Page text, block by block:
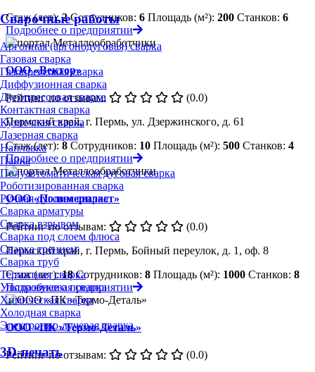
Сварочные работы
Аргонная (аргонодуговая) сварка
Газовая сварка
Газопрессовая сварка
Диффузионная сварка
Дугопрессовая сварка
Контактная сварка
Кузнечная сварка
Лазерная сварка
Наплавка
Пайка
Полуавтоматическая дуговая сварка
Роботизированная сварка
Ручная дуговая сварка
Сварка арматуры
Сварка взрывом
Сварка под слоем флюса
Сварка трением
Сварка труб
Термитная сварка
Ультразвуковая сварка
Химическая сварка
Холодная сварка
Электронно-лучевая сварка
3D-печать
Стаж (лет):2 Сотрудников: 6 Площадь (м²): 200 Станков: 6
Подробнее о предприятии
ООО «Вектор»
Рейтинг по отзывам:
(0.0)
Пермский край, г. Пермь, ул. Дзержинского, д. 61
Стаж (лет): 8 Сотрудников: 10 Площадь (м²): 500 Станков: 4
Подробнее о предприятии
ООО «Полимерпласт»
Рейтинг по отзывам:
(0.0)
Пермский край, г. Пермь, Бойный переулок, д. 1, оф. 8
Стаж (лет):18 Сотрудников: 8 Площадь (м²): 1000 Станков: 8
Подробнее о предприятии
ООО «ПК «Термо-Деталь»
Рейтинг по отзывам:
(0.0)